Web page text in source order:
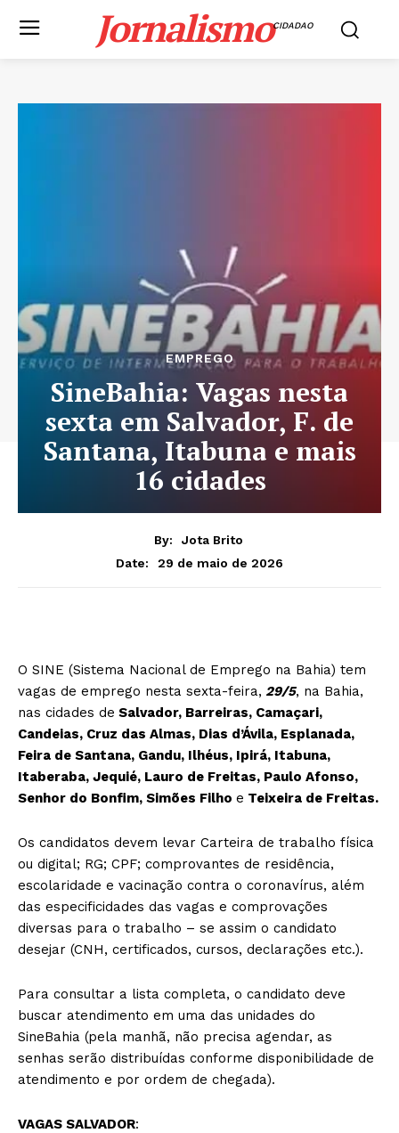
JornalismoCIDADAO
EMPREGO
SineBahia: Vagas nesta
sexta em Salvador, F. de
Santana, Itabuna e mais
16 cidades
By:
Jota Brito
Date:
29 de maio de 2026
O SINE (Sistema Nacional de Emprego na Bahia) tem
vagas de emprego nesta sexta-feira, 29/5, na Bahia,
nas cidades de Salvador, Barreiras, Camaçari,
Candeias, Cruz das Almas, Dias d’Ávila, Esplanada,
Feira de Santana, Gandu, Ilhéus, Ipirá, Itabuna,
Itaberaba, Jequié, Lauro de Freitas, Paulo Afonso,
Senhor do Bonfim, Simões Filho e Teixeira de Freitas.
Os candidatos devem levar Carteira de trabalho física
ou digital; RG; CPF; comprovantes de residência,
escolaridade e vacinação contra o coronavírus, além
das especificidades das vagas e comprovações
diversas para o trabalho – se assim o candidato
desejar (CNH, certificados, cursos, declarações etc.).
Para consultar a lista completa, o candidato deve
buscar atendimento em uma das unidades do
SineBahia (pela manhã, não precisa agendar, as
senhas serão distribuídas conforme disponibilidade de
atendimento e por ordem de chegada).
VAGAS SALVADOR: